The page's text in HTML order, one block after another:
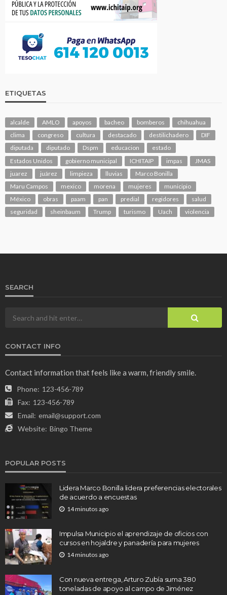
ETIQUETAS
alcalde AMLO apoyos bacheo bomberos
chihuahua
clima
congreso cultura destacado destilichadero
DIF
diputada
diputado Dspm educacion
estado
Estados Unidos
gobierno municipal ICHITAIP impas
JMAS
juarez
juárez limpieza lluvias
Marco Bonilla
Maru Campos
mexico morena mujeres
municipio
México
obras paam pan predial regidores
salud
seguridad
sheinbaum Trump turismo Uach violencia
SEARCH
CONTACT INFO
Contact information that feels like a warm, friendly smile.
Phone: 123-456-789
Fax: 123-456-789
Email: email@support.com
Website: Bingo Theme
POPULAR POSTS
Lidera Marco Bonilla lidera preferencias electorales
de acuerdo a encuestas
14 minutos ago
Impulsa Municipio el aprendizaje de oficios con
cursos en hojaldre y panadería para mujeres
14 minutos ago
Con nueva entrega, Arturo Zubía suma 380
toneladas de apoyo al campo de Jiménez